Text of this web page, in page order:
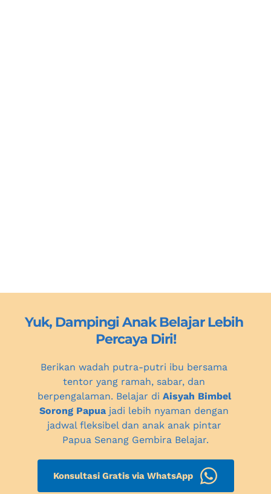
Yuk, Dampingi Anak Belajar Lebih
Percaya Diri!
Berikan wadah putra-putri ibu bersama
tentor yang ramah, sabar, dan
berpengalaman. Belajar di Aisyah Bimbel
Sorong Papua jadi lebih nyaman dengan
jadwal fleksibel dan anak anak pintar
Papua Senang Gembira Belajar.
Konsultasi Gratis via WhatsApp